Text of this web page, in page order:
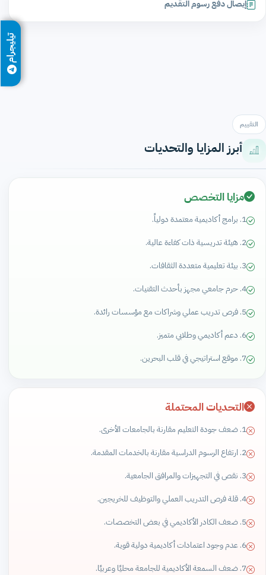
إيصال دفع رسوم التقديم
التقييم
أبرز المزايا والتحديات
مزايا التخصص
1. برامج أكاديمية معتمدة دولياً.
2. هيئة تدريسية ذات كفاءة عالية.
3. بيئة تعليمية متعددة الثقافات.
4. حرم جامعي مجهز بأحدث التقنيات.
5. فرص تدريب عملي وشراكات مع مؤسسات رائدة.
6. دعم أكاديمي وطلابي متميز.
7. موقع استراتيجي في قلب البحرين.
التحديات المحتملة
1. ضعف جودة التعليم مقارنة بالجامعات الأخرى.
2. ارتفاع الرسوم الدراسية مقارنة بالخدمات المقدمة.
3. نقص في التجهيزات والمرافق الجامعية.
4. قلة فرص التدريب العملي والتوظيف للخريجين.
5. ضعف الكادر الأكاديمي في بعض التخصصات.
6. عدم وجود اعتمادات أكاديمية دولية قوية.
7. ضعف السمعة الأكاديمية للجامعة محليًا وعربيًا.
تيليجرام